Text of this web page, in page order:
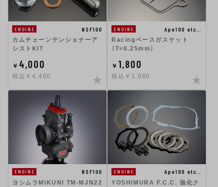
ENGINE
NSF100
カムチェーンテンショナーア
シストKIT
￥ 4,000
税込￥4,400
ENGINE
Ape100 etc…
Racingベースガスケット
（T=0.25mm）
￥ 1,800
税込￥1,980
ENGINE
NSF100
ヨシムラMIKUNI TM-MJN22
ENGINE
Ape100 etc…
YOSHIMURA F.C.C. 強化ク